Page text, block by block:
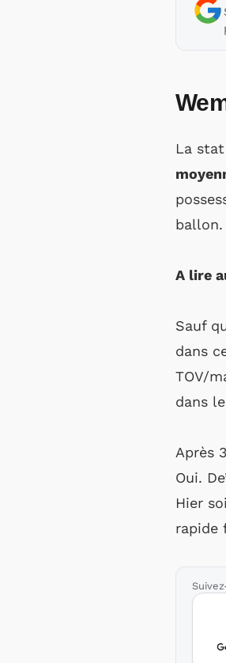
La
ballon.
A lire
Sauf
dans
TOV/
dans
Après
Oui.
Hier
rapide